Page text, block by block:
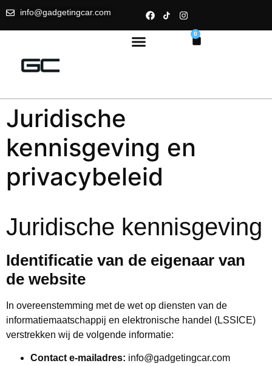
info@gadgetingcar.com
0
Juridische
kennisgeving en
privacybeleid
Juridische kennisgeving
Identificatie van de eigenaar van
de website
In overeenstemming met de wet op diensten van de
informatiemaatschappij en elektronische handel (LSSICE)
verstrekken wij de volgende informatie:
Contact e-mailadres: info@gadgetingcar.com